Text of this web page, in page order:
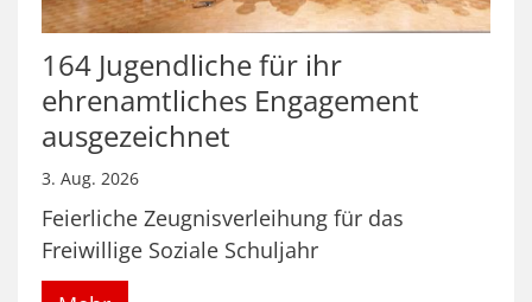
164 Jugendliche für ihr
ehrenamtliches Engagement
ausgezeichnet
3. Aug. 2026
Feierliche Zeugnisverleihung für das
Freiwillige Soziale Schuljahr